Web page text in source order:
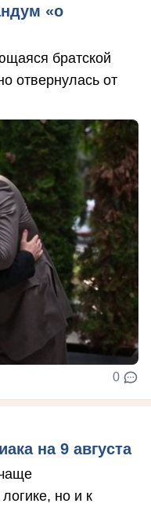
«о
братской
отвернулась от
0
на 9 августа
но и к